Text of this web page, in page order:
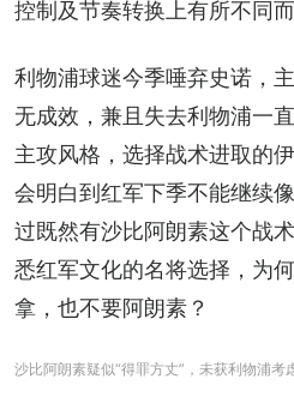
控制及节奏转换上有所不同而
利物浦球迷今季唾弃史诺，
无成效，兼且失去利物浦一
主攻风格，选择战术进取的
会明白到红军下季不能继续
过既然有沙比阿朗素这个战
悉红军文化的名将选择，为
拿，也不要阿朗素？
沙比阿朗素疑似“得罪方丈”，未获利物浦考